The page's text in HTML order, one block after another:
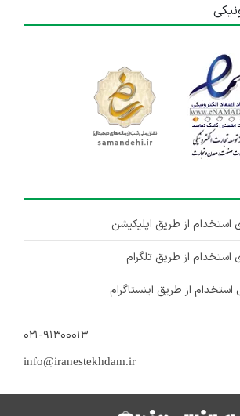
استخدام از طریق اپلیکیشن
از طریق تلگرام
از طریق اینستاگرام
۰۲۱-۹۱۳۰۰۰۱۳
info@iranestekhdam.ir